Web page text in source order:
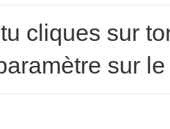
cliques sur
sur